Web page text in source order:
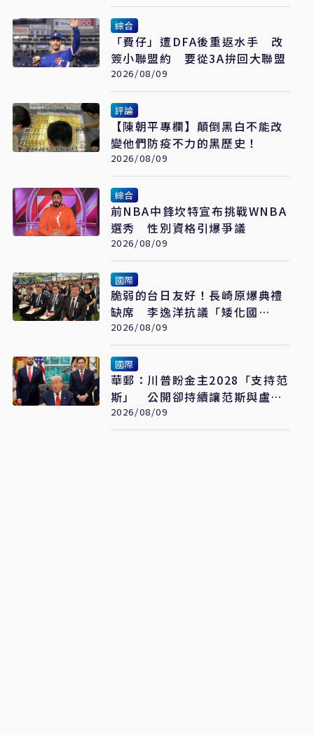
綜合
「費仔」遭DFA後重返水手 改
簽小聯盟約 要從3A拚回大聯盟
2026/08/09
評論
【陳朝平專欄】顛倒黑白不能改
變他們防疫不力的黑歷史！
2026/08/09
綜合
前NBA中鋒坎特宣布挑戰WNBA
選秀 性別資格引爆爭議
2026/08/09
國際
脆弱的台日友好！長崎原爆典禮
缺席 李逸洋抗議「矮化國
格」：日媒揭長崎特殊安排
2026/08/09
國際
華郵：川普盼金主2028「支持范
斯」 公開卻持續讓范斯與盧比
奧較勁接班
2026/08/09